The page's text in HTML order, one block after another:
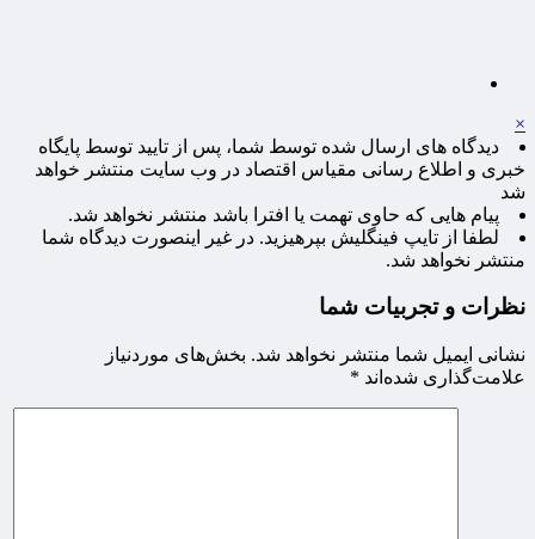
×
دیدگاه های ارسال شده توسط شما، پس از تایید توسط پایگاه
خبری و اطلاع رسانی مقیاس اقتصاد در وب سایت منتشر خواهد
شد
پیام هایی که حاوی تهمت یا افترا باشد منتشر نخواهد شد.
لطفا از تایپ فینگلیش بپرهیزید. در غیر اینصورت دیدگاه شما
منتشر نخواهد شد.
نظرات و تجربیات شما
نشانی ایمیل شما منتشر نخواهد شد. بخش‌های موردنیاز
علامت‌گذاری شده‌اند *